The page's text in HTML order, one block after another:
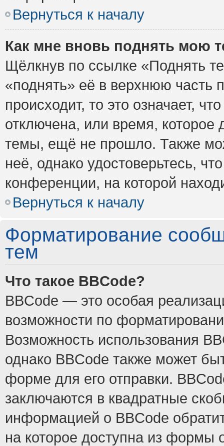
Вернуться к началу
Как мне вновь поднять мою
Щёлкнув по ссылке «Поднять
«поднять» её в верхнюю часть
происходит, то это означает,
отключена, или время, которое
темы, ещё не прошло. Также
неё, однако удостоверьтесь,
конференции, на которой
Вернуться к началу
Форматирование
тем
Что такое BBCode?
BBCode — это особая
возможности по
Возможность использования
однако BBCode также может
форме для его отправки.
заключаются в квадратные
информацией о BBCode
на которое доступна из формы